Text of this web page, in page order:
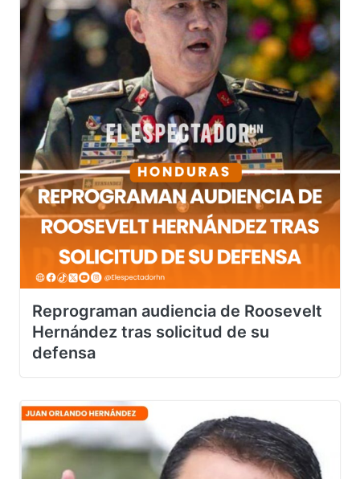
Reprograman audiencia de Roosevelt
Hernández tras solicitud de su